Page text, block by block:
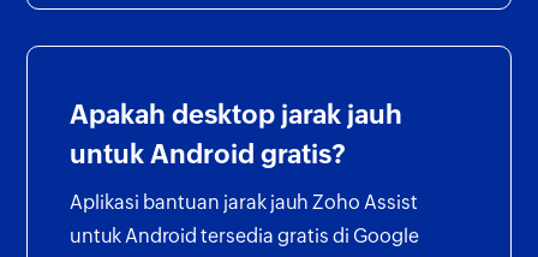
Apakah desktop jarak jauh
untuk Android gratis?
Aplikasi bantuan jarak jauh Zoho Assist
untuk Android tersedia gratis di Google